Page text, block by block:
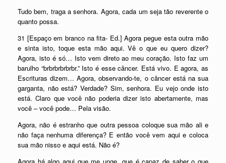
Tudo bem, traga a senhora. Agora, cada um seja tão reverente o
quanto possa.
31 [Espaço em branco na fita- Ed.] Agora pegue esta outra mão
e sinta isto, toque esta mão aqui. Vê o que eu quero dizer?
Agora, isto é só… Isto vem direto ao meu coração. Isto faz um
barulho “brbrbrbrbrbr.” Isto é esse câncer. Está vivo. E agora, as
Escrituras dizem… Agora, observando-te, o câncer está na sua
garganta, não está? Verdade? Sim, senhora. Eu vejo onde isto
está. Claro que você não poderia dizer isto abertamente, mas
você – você pode… Pela visão.
Agora, não é estranho que outra pessoa coloque sua mão ali e
não faça nenhuma diferença? E então você vem aqui e coloca
sua mão nisso e aqui está. Não é?
Agora há algo aqui que me unge, que é capaz de saber o que